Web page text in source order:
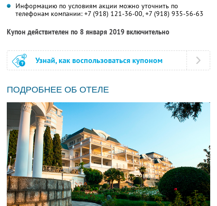
Информацию по условиям акции можно уточнить по
телефонам компании: +7 (918) 121-36-00, +7 (918) 935-56-63
Купон действителен по 8 января 2019 включительно
Узнай, как воспользоваться купоном
ПОДРОБНЕЕ ОБ ОТЕЛЕ